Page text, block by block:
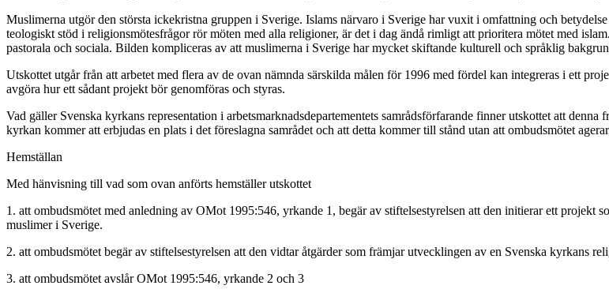
Muslimerna utgör den största ickekristna gruppen i Sverige. Islams närvaro i Sverige har vuxit i omfattning och
teologiskt stöd i religionsmötesfrågor rör möten med alla religioner, är det i dag ändå rimligt att prioritera mötet med
pastorala och sociala. Bilden kompliceras av att muslimerna i Sverige har mycket skiftande kulturell och språklig
Utskottet utgår från att arbetet med flera av de ovan nämnda särskilda målen för 1996 med fördel kan integreras i ett
avgöra hur ett sådant projekt bör genomföras och styras.
Vad gäller Svenska kyrkans representation i arbetsmarknadsdepartementets samrådsförfarande finner utskottet att
kyrkan kommer att erbjudas en plats i det föreslagna samrådet och att detta kommer till stånd utan att ombudsmötet
Hemställan
Med hänvisning till vad som ovan anförts hemställer utskottet
1. att ombudsmötet med anledning av OMot 1995:546, yrkande 1, begär av stiftelsestyrelsen att den initierar ett
muslimer i Sverige.
2. att ombudsmötet begär av stiftelsestyrelsen att den vidtar åtgärder som främjar utvecklingen av en Svenska kyrkans
3. att ombudsmötet avslår OMot 1995:546, yrkande 2 och 3